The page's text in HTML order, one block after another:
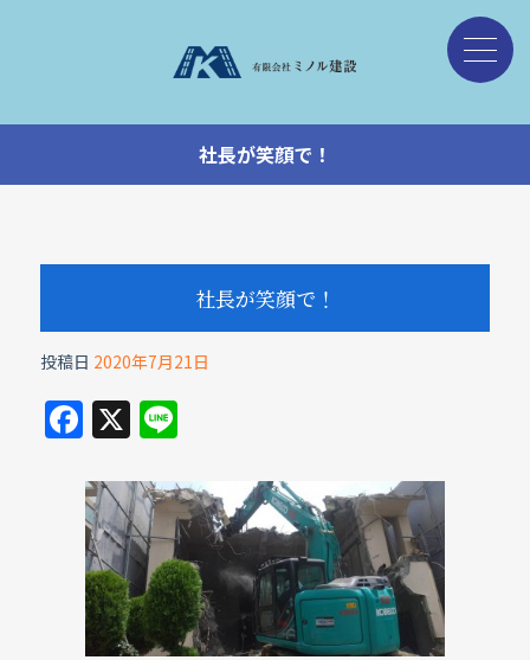
社長が笑顔で！
社長が笑顔で！
投稿日 2020年7月21日
F
a
c
e
b
o
o
X Li
e